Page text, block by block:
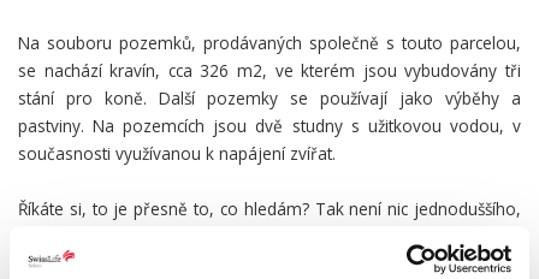
Na souboru pozemků, prodávaných společně s touto parcelou,
se nachází kravín, cca 326 m2, ve kterém jsou vybudovány tři
stání pro koně. Další pozemky se používají jako výběhy a
pastviny. Na pozemcích jsou dvě studny s užitkovou vodou, v
současnosti využívanou k napájení zvířat.
Říkáte si, to je přesně to, co hledám? Tak není nic jednoduššího,